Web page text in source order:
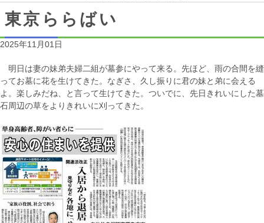
東京ららばい
2025年11月01日
明日は妻の妹弟夫婦二組が墓参にやって来る。先ほど、雨の合間を縫
ってお墓に花を生けてきた。なぎさ、久し振りに君の妹と弟に会える
よ。楽しみだね、と言って生けてきた。ついでに、先日きれいにした墓
石周辺の草をよりきれいに刈ってきた。